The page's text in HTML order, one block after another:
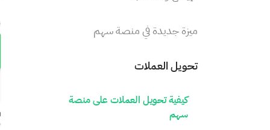
ميزة جديدة في منصة سهم
تحويل العملات
كيفية تحويل العملات على منصة
سهم